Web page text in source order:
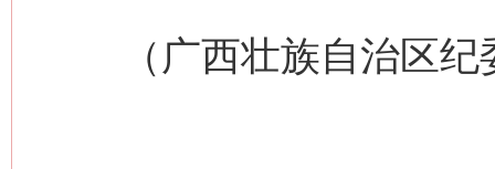
（广西壮族自治区纪